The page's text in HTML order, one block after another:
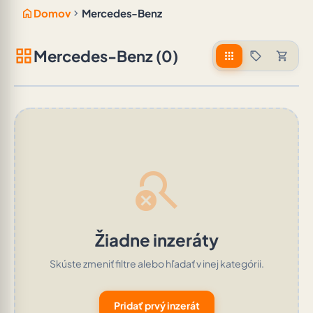
home Domov chevron_right Mercedes-Benz
grid_viewMercedes-Benz (0) apps sell shopping_cart
search_off
Žiadne inzeráty
Skúste zmeniť filtre alebo hľadať v inej kategórii.
Pridať prvý inzerát